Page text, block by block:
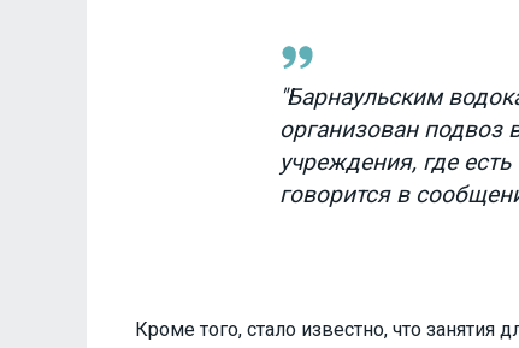
"Барнаульским
организован
учреждения, где
говорится в
Кроме того, стало известно, что